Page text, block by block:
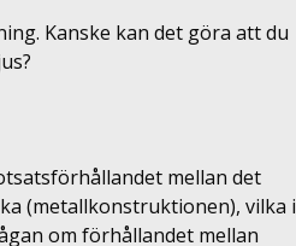
Kanske kan det göra att du
mellan det
(metallkonstruktionen), vilka i
om förhållandet mellan